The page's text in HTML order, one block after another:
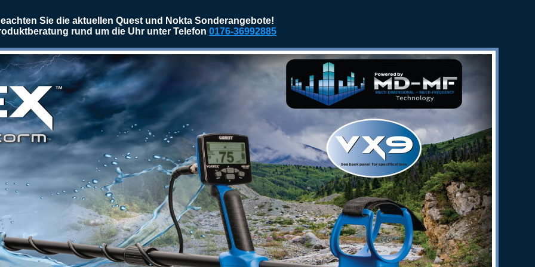
Sie die aktuellen Quest und Nokta Sonderangebote!
rund um die Uhr unter Telefon 0176-36992885